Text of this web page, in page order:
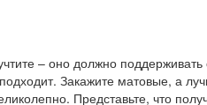
– оно должно
Закажите матовые, а
Представьте, что